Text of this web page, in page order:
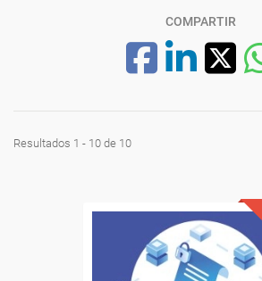
COMPARTIR
Resultados 1 - 10 de 10
Descuentos especiales